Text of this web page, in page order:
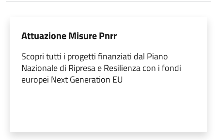
Attuazione Misure Pnrr
Scopri tutti i progetti finanziati dal Piano
Nazionale di Ripresa e Resilienza con i fondi
europei Next Generation EU